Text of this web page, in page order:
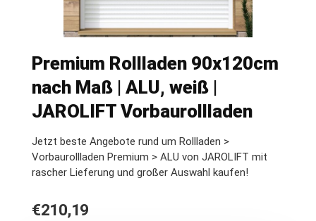
Premium Rollladen 90x120cm
nach Maß | ALU, weiß |
JAROLIFT Vorbaurollladen
Jetzt beste Angebote rund um Rollladen >
Vorbaurollladen Premium > ALU von JAROLIFT mit
rascher Lieferung und großer Auswahl kaufen!
€210,19